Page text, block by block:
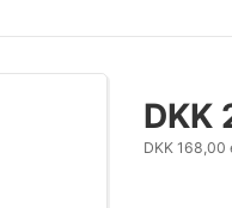
DKK
DKK 168,00